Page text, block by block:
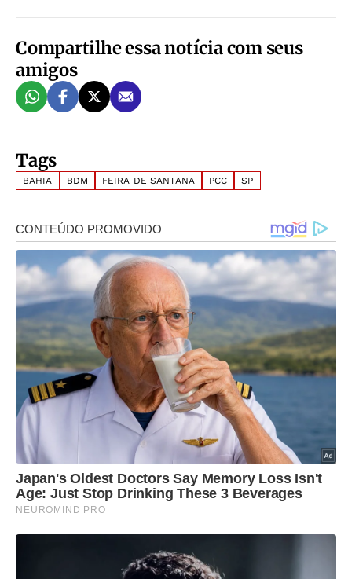
Compartilhe essa notícia com seus
amigos
Tags
BAHIA BDM FEIRA DE SANTANA PCC SP